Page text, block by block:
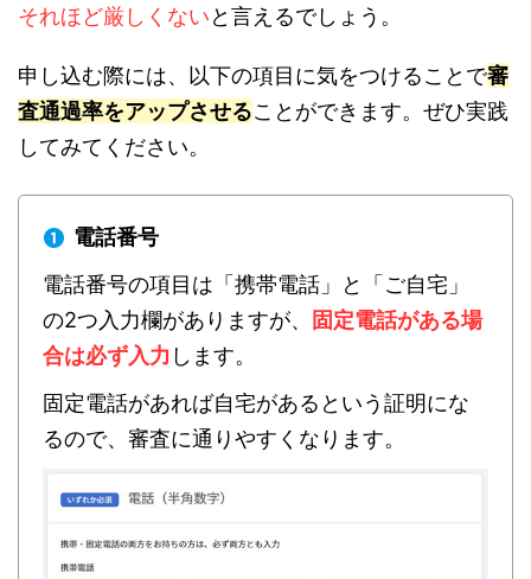
それほど厳しくないと言えるでしょう。
申し込む際には、以下の項目に気をつけることで審
査通過率をアップさせることができます。ぜひ実践
してみてください。
電話番号
電話番号の項目は「携帯電話」と「ご自宅」
の2つ入力欄がありますが、
固定電話がある場
合は必ず入力 します。
固定電話があれば自宅があるという証明にな
るので、審査に通りやすくなります。